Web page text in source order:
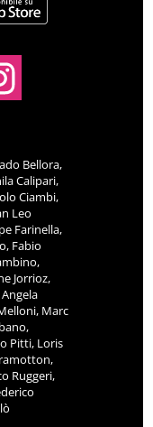
Bellora,
Calipari,
Ciambi,
Leo
Farinella,
Fabio
Jorrioz,
Marc
Pitti, Loris
Ruggeri,